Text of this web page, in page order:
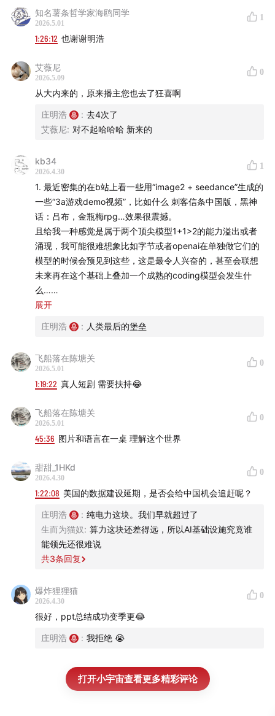
下面正片开始……
00:41 标题页
现场调查
知名薯条哲学家海鸥同学
2026.5.01
1
1:26:12 也谢谢明浩
艾薇尼
2026.5.09
0
从大内来的，原来播主您也去了狂喜啊
庄明浩 : 去4次了
艾薇尼: 对不起哈哈哈 新来的
kb34
2026.4.30
1
1. 最近密集的在b站上看一些用“image2 + seedance”生成的
一些“3a游戏demo视频”，比如什么 刺客信条中国版，黑神
话：吕布，金瓶梅rpg…效果很震撼。
且给我一种感觉是属于两个顶尖模型1+1>2的能力溢出或者
涌现，我可能很难想象比如字节或者openai在单独做它们的
模型的时候会预见到这些，这是最令人兴奋的，甚至会联想
未来再在这个基础上叠加一个成熟的coding模型会发生什
么…
一个最好的模型来收割一切的预期，到最后总会收敛…
但是如果经常玩“多模态”模型的话会感觉这东西几乎是没有
尽头的，每一家的模型看上去都有它很显著的“标签”，比如
seedance的动作连贯性，keling的物理效果，veo的创意发
散性可能是最好的…
源头可能是因为训练数据的差异就很大，但给人一种只要你
上似乎是给了你一大堆很明确的“空间”是可以进步的。但另
一方面以现在这些模型的定价和商业化程度又远远不可能靠
短期的收入支撑起资本的投入…
真的是一种极度神奇的体验，愈发觉得无论最后是ai乌托邦
还是史诗级经济危机，都应该早点去学一门类似修水管或者
理发的手艺可能才是对的…
展开
庄明浩 : 人类最后的堡垒
飞船落在陈塘关
2026.5.01
0
1:19:22 真人短剧 需要扶持😂
飞船落在陈塘关
2026.5.01
0
45:36 图片和语言在一桌 理解这个世界
甜甜_1HKd
2026.4.30
0
1:22:08 美国的数据建设延期，是否会给中国机会追赶呢？
庄明浩 : 纯电力这块。我们早就超过了
生而为猫奴: 算力这块还差得远，所以AI基础设施究竟谁
能领先还很难说
共3条回复
爆炸狸狸猫
2026.4.30
0
很好，ppt总结成功变季更😂
庄明浩 : 我拒绝 😭
打开小宇宙查看更多精彩评论